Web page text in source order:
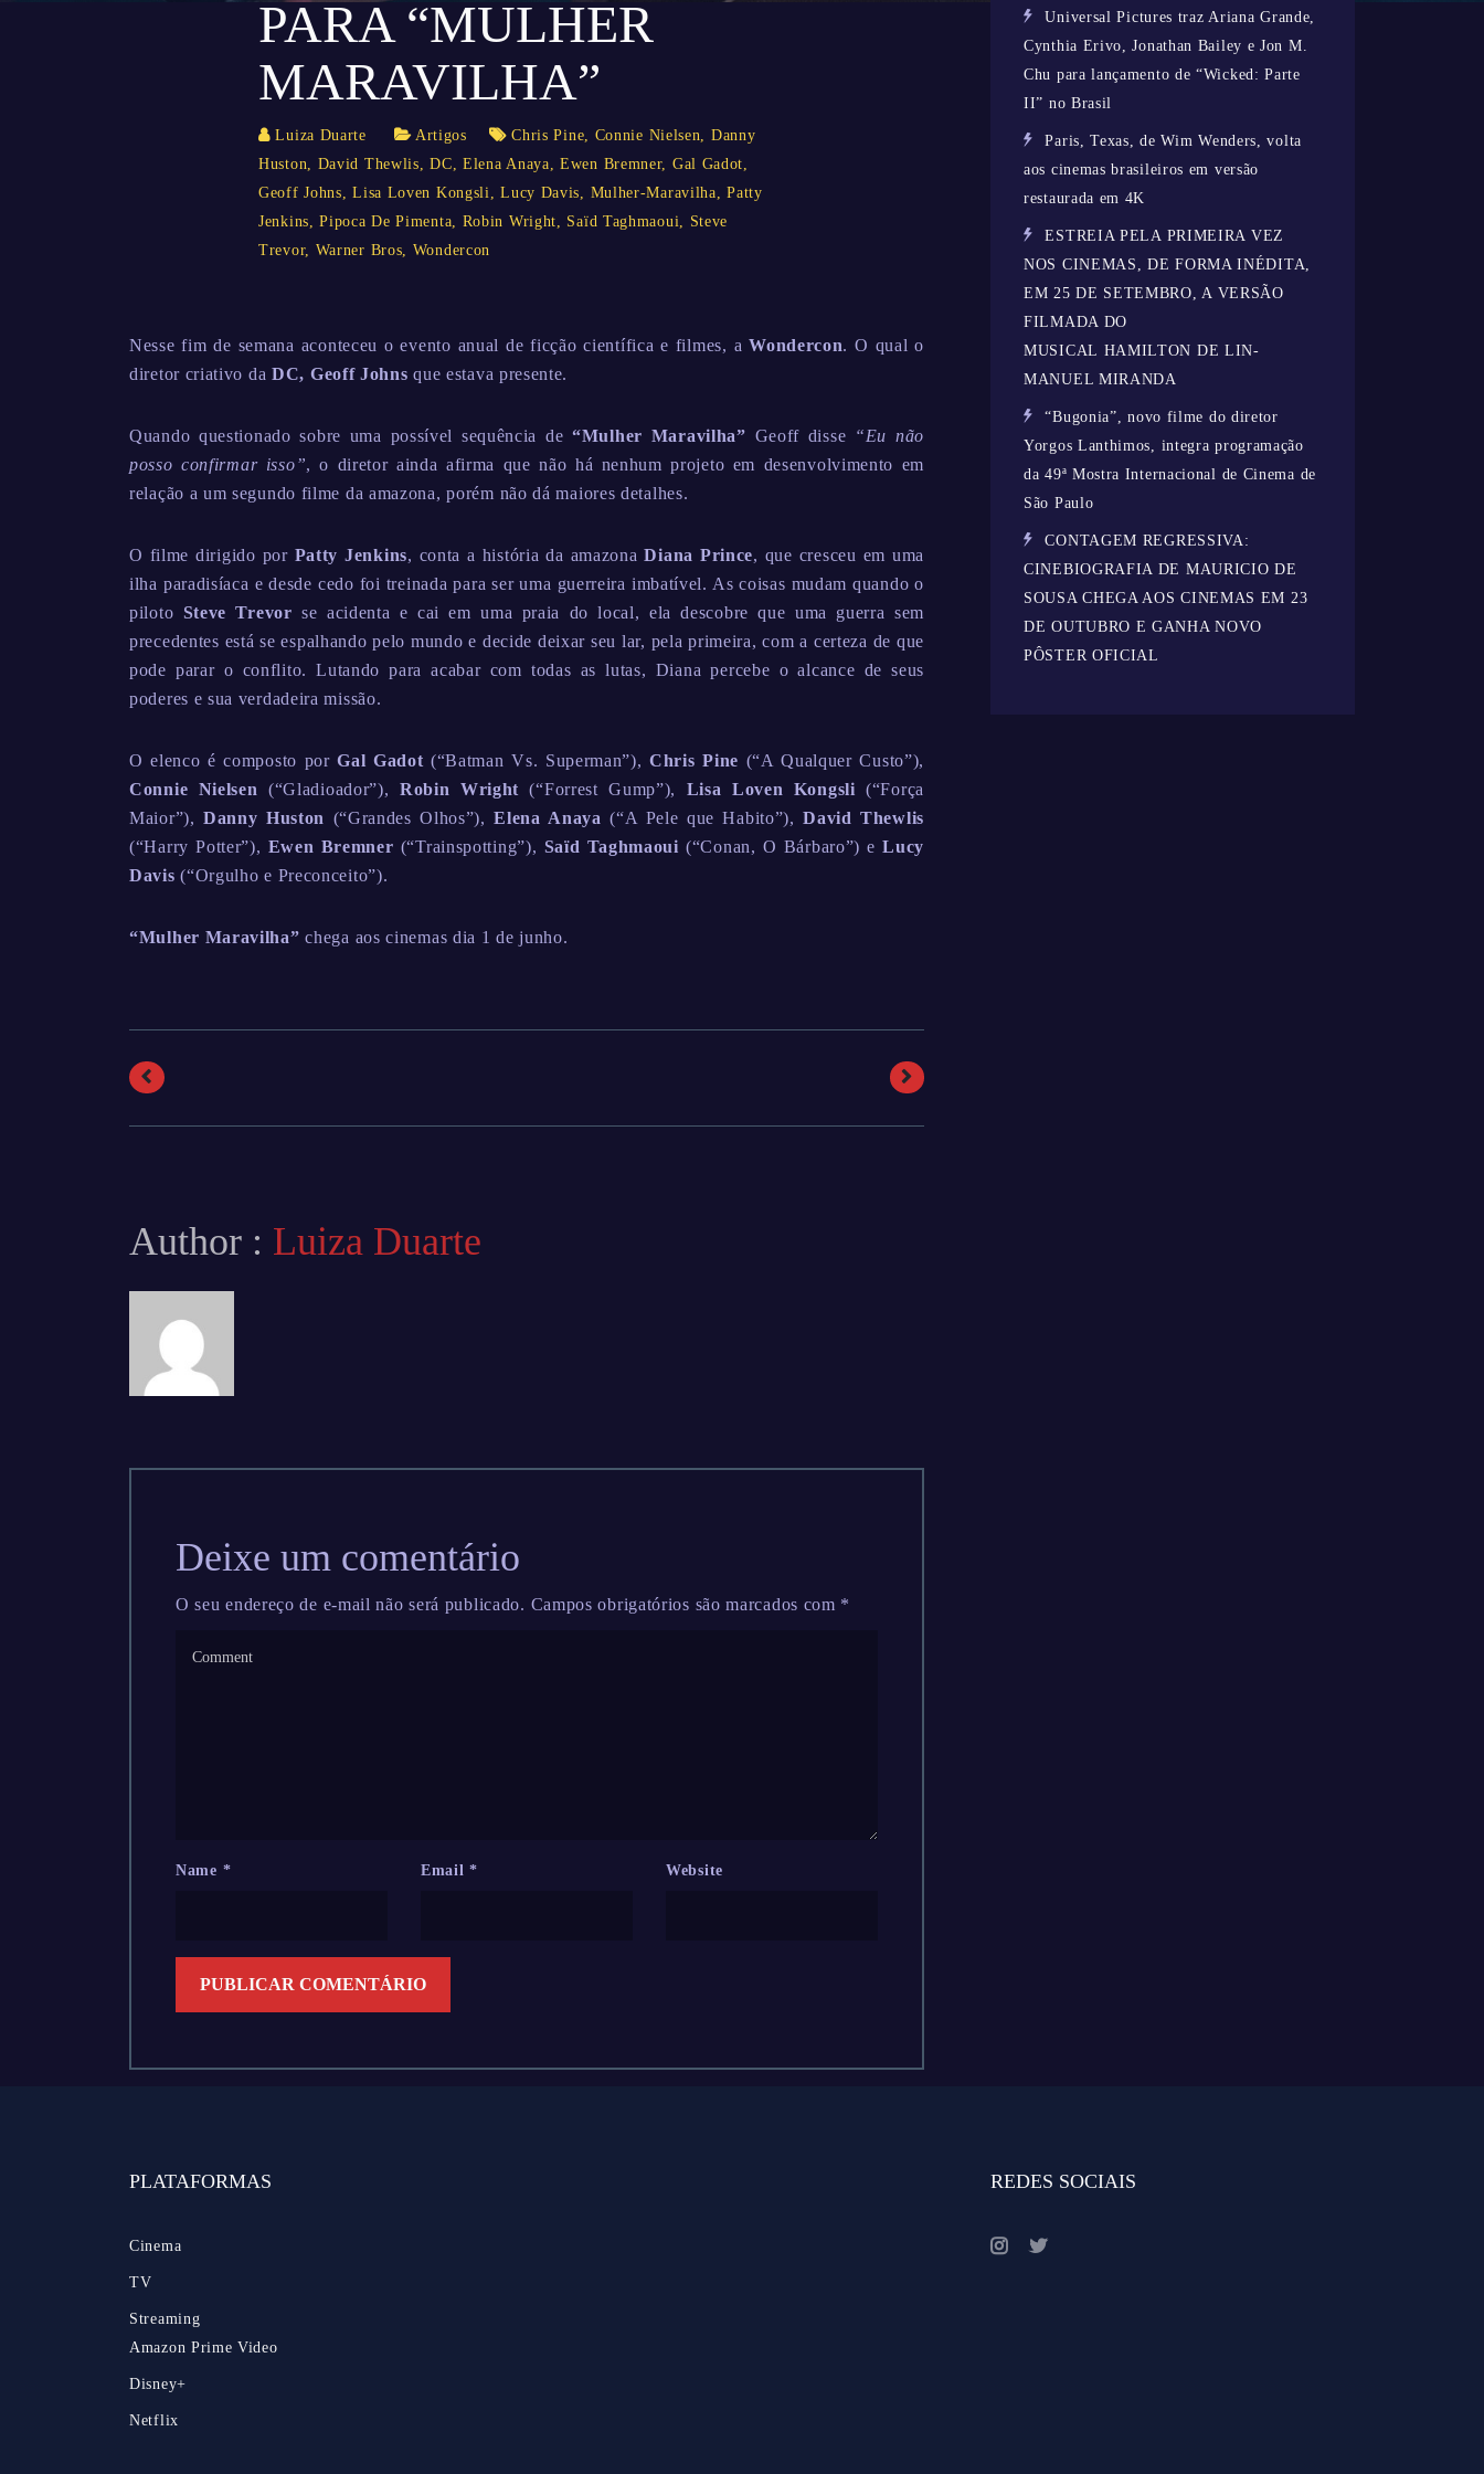
PARA “MULHER
MARAVILHA”
Luiza Duarte Artigos Chris Pine, Connie Nielsen, Danny
Huston, David Thewlis,DC, Elena Anaya,Ewen Bremner, Gal Gadot,
Geoff Johns,Lisa Loven Kongsli,Lucy Davis, Mulher-Maravilha,Patty
Jenkins,Pipoca De Pimenta, Robin Wright, Saïd Taghmaoui, Steve
Trevor, Warner Bros, Wondercon
Nesse fim de semana aconteceu o evento anual de ficção científica e filmes, aWondercon. O qual o
diretor criativo da DC, Geoff Johns que estava presente.
Quando questionado sobre uma possível sequência de“Mulher Maravilha” Geoff disse “Eu não
posso confirmar isso”, o diretor ainda afirma que não há nenhum projeto em desenvolvimento em
relação a um segundo filme da amazona, porém não dá maiores detalhes.
O filme dirigido por Patty Jenkins, conta a história da amazonaDiana Prince, que cresceu em uma
ilha paradisíaca e desde cedo foi treinada para ser uma guerreira imbatível. As coisas mudam quando o
piloto Steve Trevor se acidenta e cai em uma praia do local, ela descobre que uma guerra sem
precedentes está se espalhando pelo mundo e decide deixar seu lar, pela primeira, com a certeza de que
pode parar o conflito. Lutando para acabar com todas as lutas, Diana percebe o alcance de seus
poderes e sua verdadeira missão.
O elenco é composto porGal Gadot (“Batman Vs. Superman”),Chris Pine (“A Qualquer Custo”),
Connie Nielsen (“Gladioador”), Robin Wright (“Forrest Gump”), Lisa Loven Kongsli (“Força
Maior”),Danny Huston (“Grandes Olhos”),Elena Anaya (“A Pele que Habito”),David Thewlis
(“Harry Potter”), Ewen Bremner (“Trainspotting”), Saïd Taghmaoui (“Conan, O Bárbaro”) e Lucy
Davis (“Orgulho e Preconceito”).
“Mulher Maravilha” chega aos cinemas dia 1 de junho.
Author : Luiza Duarte
Deixe um comentário
O seu endereço de e-mail não será publicado. Campos obrigatórios são marcados com *
Name * Email* Website
Universal Pictures traz Ariana Grande,
Cynthia Erivo, Jonathan Bailey e Jon M.
Chu para lançamento de “Wicked: Parte
II” no Brasil
Paris, Texas, de Wim Wenders, volta
aos cinemas brasileiros em versão
restaurada em 4K
ESTREIA PELA PRIMEIRA VEZ
NOS CINEMAS, DE FORMA INÉDITA,
EM 25 DE SETEMBRO, A VERSÃO
FILMADA DO
MUSICAL HAMILTON DE LIN-
MANUEL MIRANDA
“Bugonia”, novo filme do diretor
Yorgos Lanthimos, integra programação
da 49ª Mostra Internacional de Cinema de
São Paulo
CONTAGEM REGRESSIVA:
CINEBIOGRAFIA DE MAURICIO DE
SOUSA CHEGA AOS CINEMAS EM 23
DE OUTUBRO E GANHA NOVO
PÔSTER OFICIAL
PLATAFORMAS
Cinema
TV
Streaming
Amazon Prime Video
Disney+
Netflix
REDES SOCIAIS